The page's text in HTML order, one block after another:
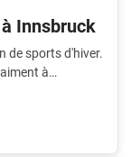
Innsbruck
de sports d'hiver.
à